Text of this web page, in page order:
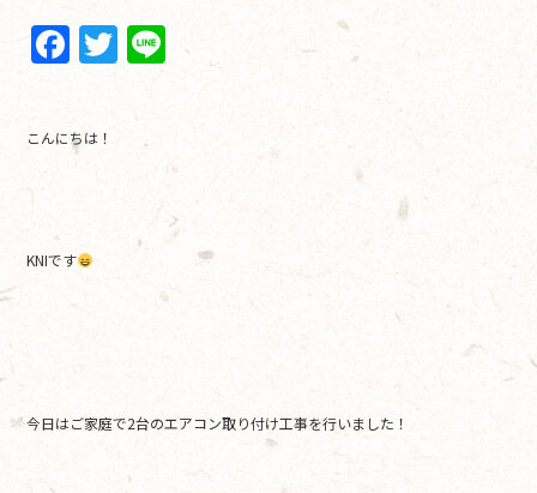
F
a
c
e
o
k
T
w
er
Li
こんにちは！
KNIです
今日はご家庭で2台のエアコン取り付け工事を行いました！